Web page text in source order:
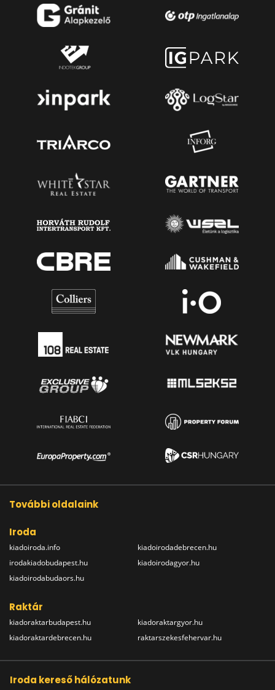
További oldalaink
Iroda
kiadoiroda.info
irodakiadobudapest.hu
kiadoirodabudaors.hu
kiadoirodadebrecen.hu
kiadoirodagyor.hu
Raktár
kiadoraktarbudapest.hu
kiadoraktardebrecen.hu
kiadoraktargyor.hu
raktarszekesfehervar.hu
Iroda kereső hálózatunk